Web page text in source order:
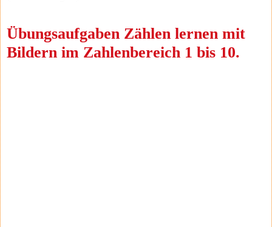
Übungsaufgaben Zählen lernen mit
Bildern im Zahlenbereich 1 bis 10.